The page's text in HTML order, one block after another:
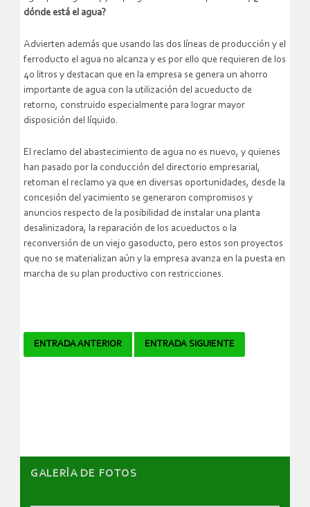
dónde está el agua?
Advierten además que usando las dos líneas de producción y el
ferroducto el agua no alcanza y es por ello que requieren de los
40 litros y destacan que en la empresa se genera un ahorro
importante de agua con la utilización del acueducto de
retorno, construido especialmente para lograr mayor
disposición del líquido.
El reclamo del abastecimiento de agua no es nuevo, y quienes
han pasado por la conducción del directorio empresarial,
retoman el reclamo ya que en diversas oportunidades, desde la
concesión del yacimiento se generaron compromisos y
anuncios respecto de la posibilidad de instalar una planta
desalinizadora, la reparación de los acueductos o la
reconversión de un viejo gasoducto, pero estos son proyectos
que no se materializan aún y la empresa avanza en la puesta en
marcha de su plan productivo con restricciones.
Navegador
ENTRADA ANTERIOR ENTRADA SIGUIENTE
GALERÌA DE FOTOS